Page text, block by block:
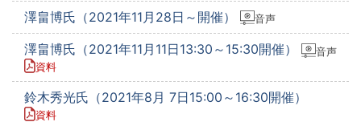
澤畠博氏（2021年11月28日～開催） 音声
澤畠博氏（2021年11月11日13:30～15:30開催）
音声
資料
鈴木秀光氏（2021年8月 7日15:00～16:30開催）
資料